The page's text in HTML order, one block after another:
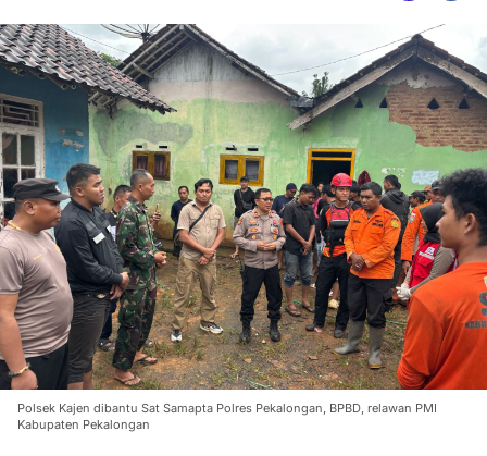
Polsek Kajen dibantu Sat Samapta Polres Pekalongan, BPBD, relawan PMI
Kabupaten Pekalongan